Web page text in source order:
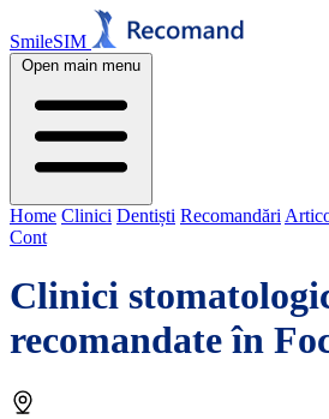
SmileSIM
Open main menu
Home Clinici Dentiști Recomandări
Cont
Clinici
recomandate în